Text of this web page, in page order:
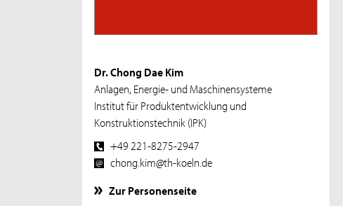
Dr. Chong Dae Kim
Anlagen, Energie- und Maschinensysteme
Institut für Produktentwicklung und
Konstruktionstechnik (IPK)
+49 221-8275-2947
chong.kim@th-koeln.de
Zur Personenseite